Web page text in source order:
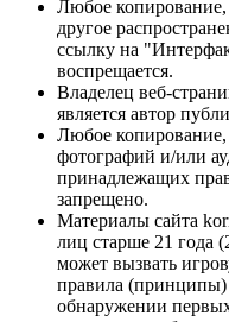
Любое
другое
ссылку на
воспрещается.
Владелец веб-
является автор
Любое копирование,
фотографий и/или
принадлежащих
запрещено.
Материалы сайта
лиц старше 21 года
может вызвать
правила
обнаружении